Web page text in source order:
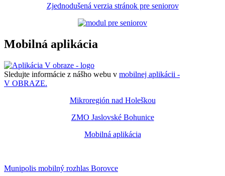
Zjednodušená verzia stránok pre seniorov
Mobilná aplikácia
Sledujte informácie z nášho webu v mobilnej aplikácii -
V OBRAZE.
Mikroregión nad Holeškou
ZMO Jaslovské Bohunice
Mobilná aplikácia
Munipolis mobilný rozhlas Borovce